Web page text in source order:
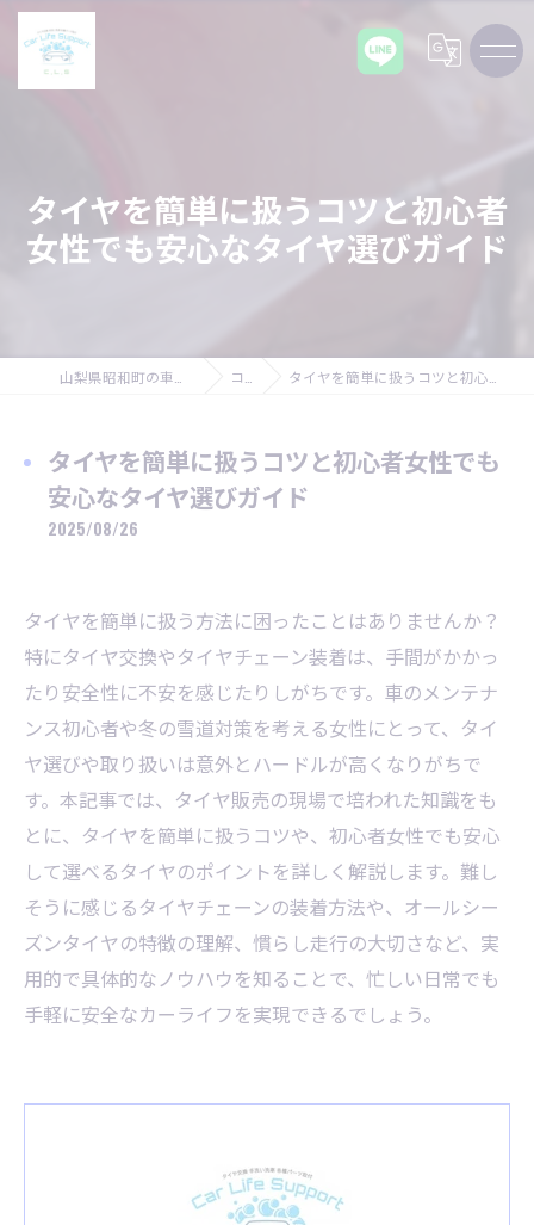
タイヤを簡単に扱うコツと初心者
女性でも安心なタイヤ選びガイド
コラム タイヤを簡単に扱うコツと初心者女性でも安心なタイヤ選びガイド
タイヤを簡単に扱うコツと初心者女性でも
安心なタイヤ選びガイド
2025/08/26
タイヤを簡単に扱う方法に困ったことはありませんか？
特にタイヤ交換やタイヤチェーン装着は、手間がかかっ
たり安全性に不安を感じたりしがちです。車のメンテナ
ンス初心者や冬の雪道対策を考える女性にとって、タイ
ヤ選びや取り扱いは意外とハードルが高くなりがちで
す。本記事では、タイヤ販売の現場で培われた知識をも
とに、タイヤを簡単に扱うコツや、初心者女性でも安心
して選べるタイヤのポイントを詳しく解説します。難し
そうに感じるタイヤチェーンの装着方法や、オールシー
ズンタイヤの特徴の理解、慣らし走行の大切さなど、実
用的で具体的なノウハウを知ることで、忙しい日常でも
手軽に安全なカーライフを実現できるでしょう。